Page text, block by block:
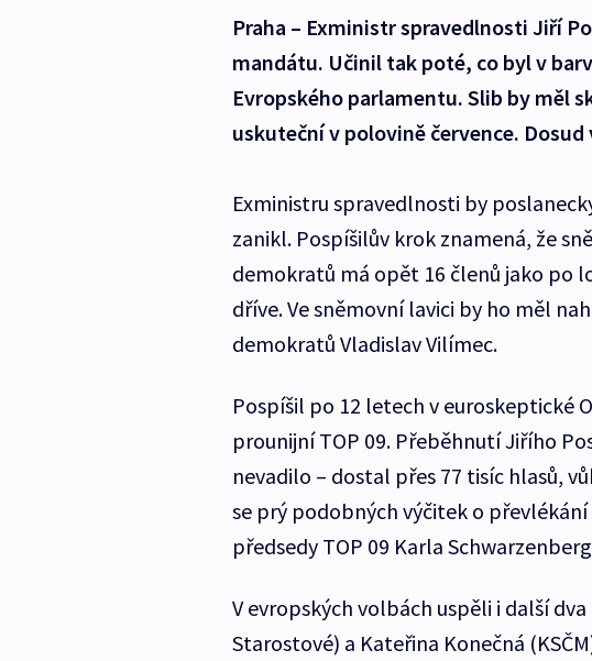
Praha – Exministr spravedlnosti Jiří
mandátu. Učinil tak poté, co byl v
Evropského parlamentu. Slib by měl
uskuteční v polovině července.
Exministru spravedlnosti by
zanikl. Pospíšilův krok znamená, že
demokratů má opět 16 členů jako po
dříve. Ve sněmovní lavici by ho měl
demokratů Vladislav Vilímec.
Pospíšil po 12 letech v euroskeptické
prounijní TOP 09. Přeběhnutí Jiřího
nevadilo – dostal přes 77 tisíc hlasů,
se prý podobných výčitek o
předsedy TOP 09 Karla
V evropských volbách uspěli i další
Starostové) a Kateřina Konečná